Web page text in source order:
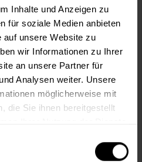
Inhalte und Anzeigen zu
für soziale Medien anbieten
auf unsere Website zu
wir Informationen zu Ihrer
an unsere Partner für
Analysen weiter. Unsere
möglicherweise mit
die Sie ihnen bereitgestellt
Acryl (41050)
für Lackierungen und
am Auto und für viele...
22,49 €
56,23 € / 1 Liter